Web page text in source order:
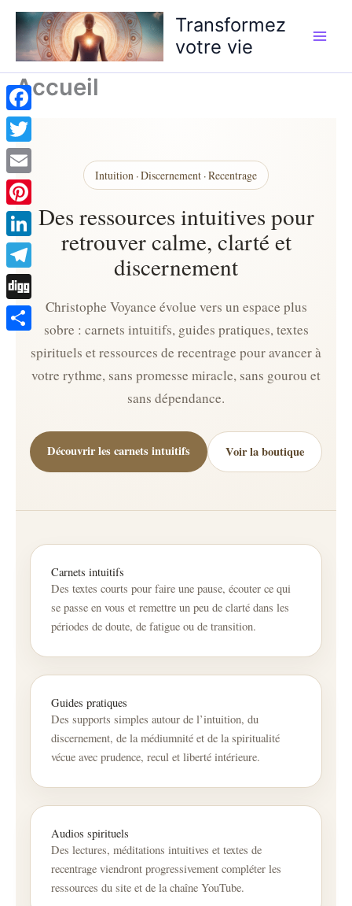
Aller
contenu
Transformez
votre vie
Accueil
Intuition · Discernement · Recentrage
Des ressources intuitives pour
retrouver calme, clarté et
discernement
Christophe Voyance évolue vers un espace plus
sobre : carnets intuitifs, guides pratiques, textes
spirituels et ressources de recentrage pour avancer à
votre rythme, sans promesse miracle, sans gourou et
sans dépendance.
Découvrir les carnets intuitifs Voir la boutique
Carnets intuitifs
Des textes courts pour faire une pause, écouter ce qui
se passe en vous et remettre un peu de clarté dans les
périodes de doute, de fatigue ou de transition.
Guides pratiques
Des supports simples autour de l’intuition, du
discernement, de la médiumnité et de la spiritualité
vécue avec prudence, recul et liberté intérieure.
Audios spirituels
Des lectures, méditations intuitives et textes de
recentrage viendront progressivement compléter les
ressources du site et de la chaîne YouTube.
Facebook
Twitter
Email
Pinterest
LinkedIn
Telegram
Digg